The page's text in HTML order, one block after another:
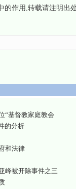
的作用 ,转载请注明出
“基督教家庭教会
的分析
和法律
峰被开除事件之三